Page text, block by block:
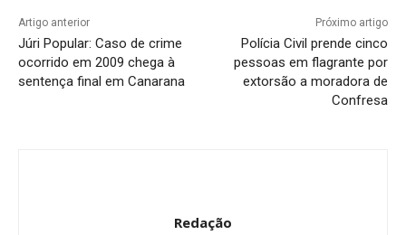
Artigo anterior
Júri Popular: Caso de crime
ocorrido em 2009 chega à
sentença final em Canarana
Próximo artigo
Polícia Civil prende cinco
pessoas em flagrante por
extorsão a moradora de
Confresa
Redação